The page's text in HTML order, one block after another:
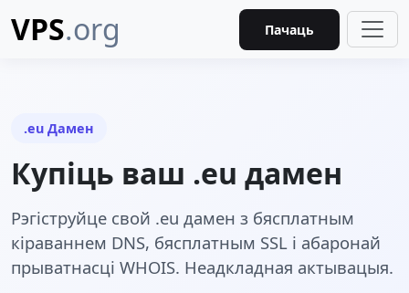
VPS.org Пачаць
.eu Дамен
Купіць ваш .eu дамен
Рэгіструйце свой .eu дамен з бясплатным
кіраваннем DNS, бясплатным SSL і абаронай
прыватнасці WHOIS. Неадкладная актывацыя.